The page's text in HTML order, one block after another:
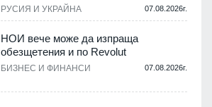
РУСИЯ И УКРАЙНА 07.08.2026г.
НОИ вече може да изпраща
обезщетения и по Revolut
БИЗНЕС И ФИНАНСИ 07.08.2026г.